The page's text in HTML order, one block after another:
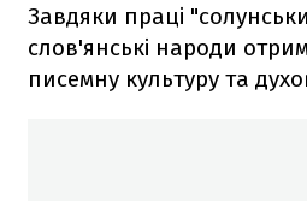
Завдяки праці
слов'янські народи
писемну культуру та